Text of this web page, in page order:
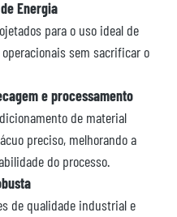
Energia
para o uso ideal de
sem sacrificar o
e processamento
de material
preciso, melhorando a
do processo.
de qualidade industrial e